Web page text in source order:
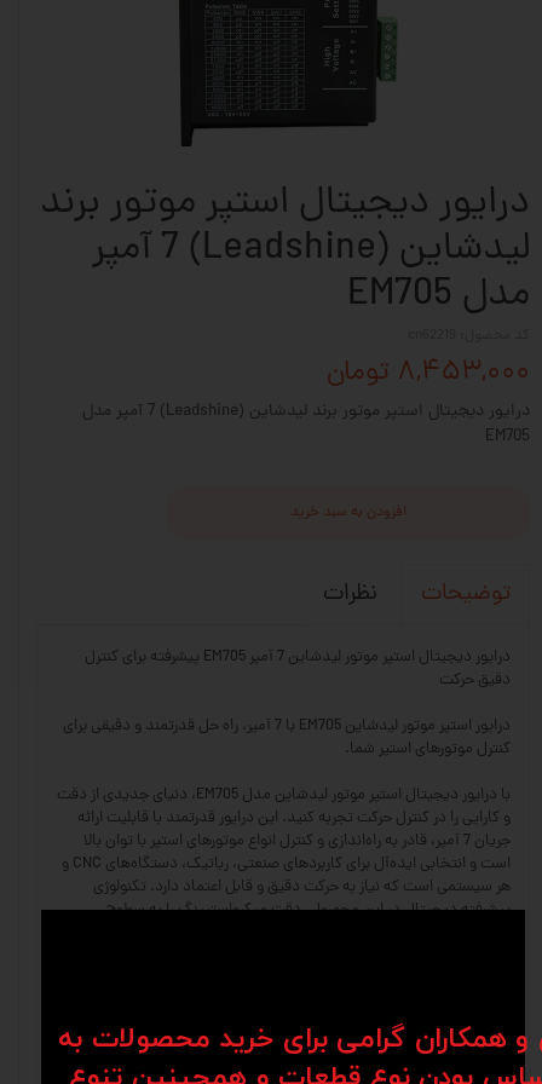
درایور دیجیتال استپر موتور برند
لیدشاین (Leadshine) 7 آمپر
مدل EM705
۸,۴۵۳,۰۰۰ تومان
درایور دیجیتال استپر موتور برند لیدشاین (Leadshine) 7 آمپر مدل
EM705
افزودن به سبد خرید
توضیحات نظرات
درایور دیجیتال استپر موتور لیدشاین 7 آمپر EM705 پیشرفته برای کنترل
دقیق حرکت
درایور استپر موتور لیدشاین EM705 با 7 آمپر، راه حل قدرتمند و دقیقی برای
کنترل موتورهای استپر شما.
با درایور دیجیتال استپر موتور لیدشاین مدل EM705، دنیای جدیدی از دقت
و کارایی را در کنترل حرکت تجربه کنید. این درایور قدرتمند با قابلیت ارائه
جریان 7 آمپر، قادر به راه‌اندازی و کنترل انواع موتورهای استپر با توان بالا
است و انتخابی ایده‌آل برای کاربردهای صنعتی، رباتیک، دستگاه‌های CNC و
هر سیستمی است که نیاز به حرکت دقیق و قابل اعتماد دارد. تکنولوژی
پیشرفته دیجیتال در این محصول، دقت میکرواستپینگ را به سطوح
نصب و راه‌اندازی این درایور به دلیل رابط کاربری ساده و طراحی بهینه، بسیار
آسان است و شما می‌توانید به سرعت آن را با سیستم موجود خود ادغام
نمایید. اطمینان از عملکرد بی‌نقص و توانایی دستیابی به حرکات
همکاران گرامی برای خرید محصولات به